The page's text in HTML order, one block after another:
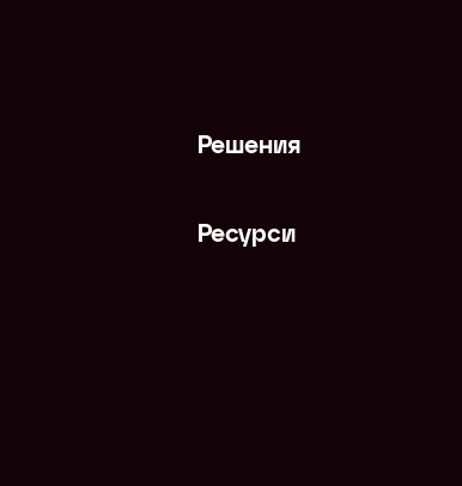
Решения
Ресурси